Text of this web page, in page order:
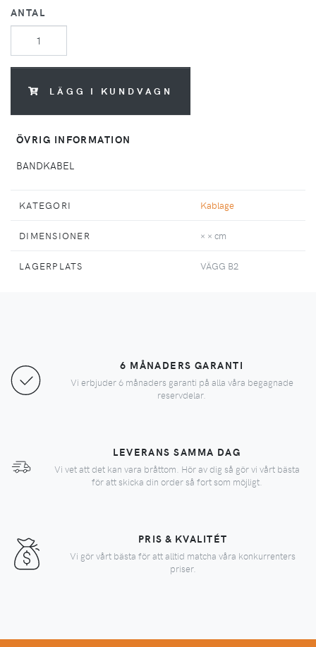
ANTAL
LÄGG I KUNDVAGN
ÖVRIG INFORMATION
BANDKABEL
KATEGORI Kablage
DIMENSIONER × × cm
LAGERPLATS VÄGG B2
6 MÅNADERS GARANTI
Vi erbjuder 6 månaders garanti på alla våra begagnade
reservdelar.
LEVERANS SAMMA DAG
Vi vet att det kan vara bråttom. Hör av dig så gör vi vårt bästa
för att skicka din order så fort som möjligt.
PRIS & KVALITÉT
Vi gör vårt bästa för att alltid matcha våra konkurrenters
priser.